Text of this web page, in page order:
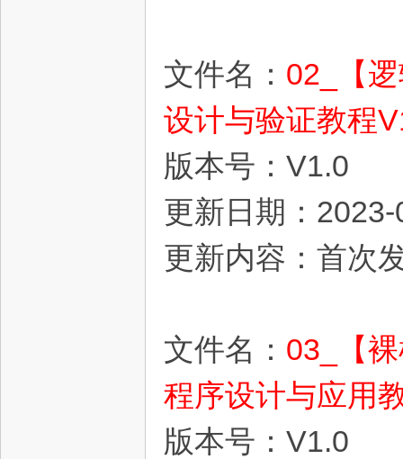
文件名： 02_【
设计与验证教程
版本号：V1.0
更新日期：
更新内容：首次
文件名： 03_【
程序设计与应用
版本号：V1.0